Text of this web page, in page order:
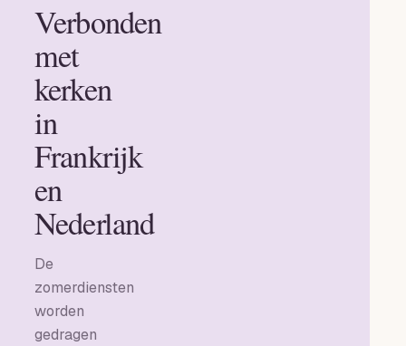
Verbonden
met
kerken
in
Frankrijk
en
Nederland
De
zomerdiensten
worden
gedragen